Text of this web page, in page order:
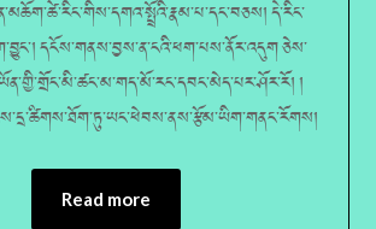
དེ་རིང་
དངོས་གནས་བྱས་ན་ངའི་ཕག་པས་ནོར་འདུག ཅེས་
།
Read more